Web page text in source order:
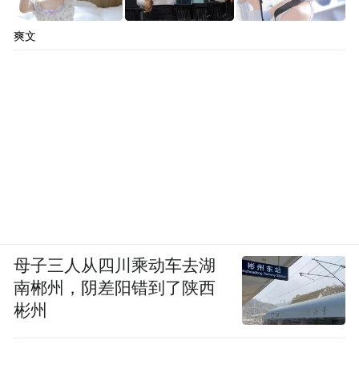
爽文
母子三人从四川乘动车去湖
南郴州，阴差阳错到了陕西
彬州